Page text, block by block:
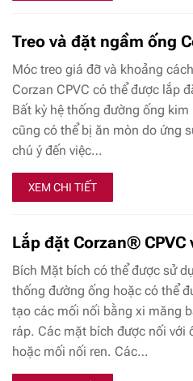
Treo và đặt ngầm ống
Móc treo giá đỡ và khoảng
Corzan CPVC có thể được lắp
Bất kỳ hệ thống đường ống
cũng có thể bị ăn mòn do ứng
chú ý đến việc…
XEM CHI TIẾT
Lắp đặt Corzan® CPVC
Bích Mặt bích có thể được sử
thống đường ống hoặc có thể
tạo các mối nối bằng xi măng
ráp. Các mặt bích được nối với
hoặc mối nối ren. Các…